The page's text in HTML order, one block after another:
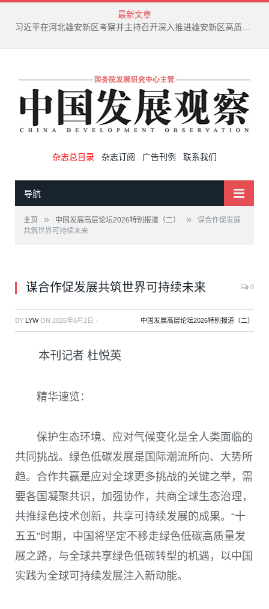
最新文章
习近平在河北雄安新区考察并主持召开深入推进雄安新区高质量建设和发展座谈会
杂志总目录 杂志订阅 广告刊例 联系我们
导航
主页 » 中国发展高层论坛2026特别报道（二） »
谋合作促发展
共筑世界可持续未来
谋合作促发展共筑世界可持续未来 0
BY LYWON 2026年6月2日 · 中国发展高层论坛2026特别报道（二）
本刊记者 杜悦英
精华速览：
保护生态环境、应对气候变化是全人类面临的
共同挑战。绿色低碳发展是国际潮流所向、大势所
趋。合作共赢是应对全球更多挑战的关键之举，需
要各国凝聚共识，加强协作，共商全球生态治理，
共推绿色技术创新，共享可持续发展的成果。“十
五五”时期，中国将坚定不移走绿色低碳高质量发
展之路，与全球共享绿色低碳转型的机遇，以中国
实践为全球可持续发展注入新动能。